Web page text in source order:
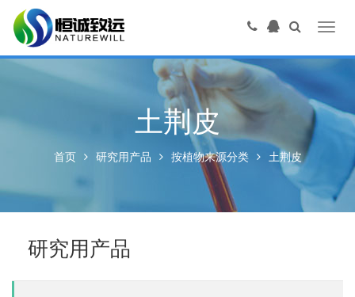
土荆皮
首页 研究用产品 按植物来源分类 土荆皮
研究用产品